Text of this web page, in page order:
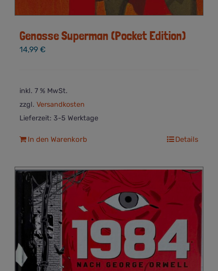
Genosse Superman (Pocket Edition)
14,99 €
inkl. 7 % MwSt.
zzgl. Versandkosten
Lieferzeit: 3-5 Werktage
In den Warenkorb Details